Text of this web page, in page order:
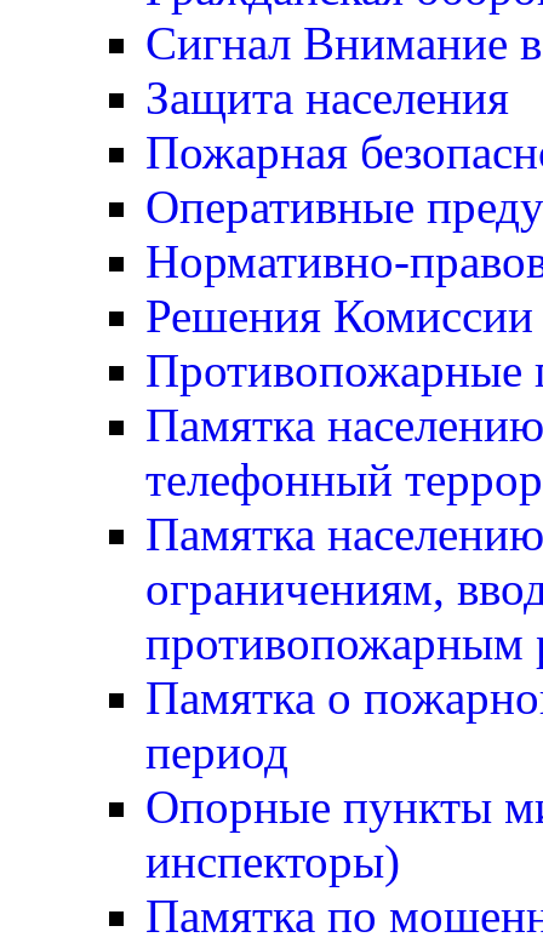
Сигнал Внимание
Защита населения
Пожарная
Оперативные
Нормативно-
Решения
Противопожарные
Памятка
телефонный
Памятка
ограничениям,
Памятка о
период
Опорные пункты
инспекторы)
Памятка по